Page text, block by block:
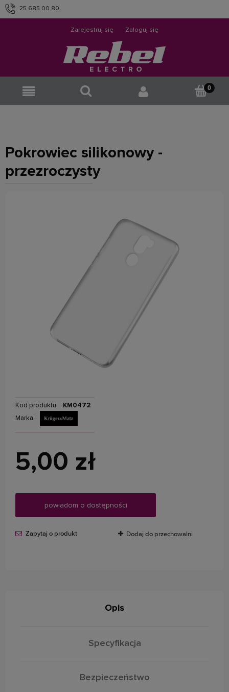
25 685 00 80
info@rebelelectro.com
Zarejestruj się Zaloguj się
Pokrowiec silikonowy -
przezroczysty
Kod produktu:
KM0472
Marka:
5,00 zł
powiadom o dostępności
Zapytaj o produkt Dodaj do przechowalni
Opis
Specyfikacja
Bezpieczeństwo